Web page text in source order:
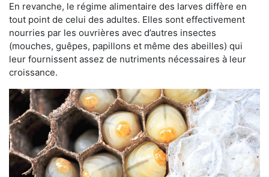
En revanche, le régime alimentaire des larves diffère en
tout point de celui des adultes. Elles sont effectivement
nourries par les ouvrières avec d’autres insectes
(mouches, guêpes, papillons et même des abeilles) qui
leur fournissent assez de nutriments nécessaires à leur
croissance.